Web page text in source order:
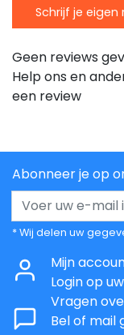
Schrijf je eigen
Geen reviews
Help ons en
een review
Abonneer je op
* Wij delen uw
Mijn
Login op
Vragen
Bel of mail